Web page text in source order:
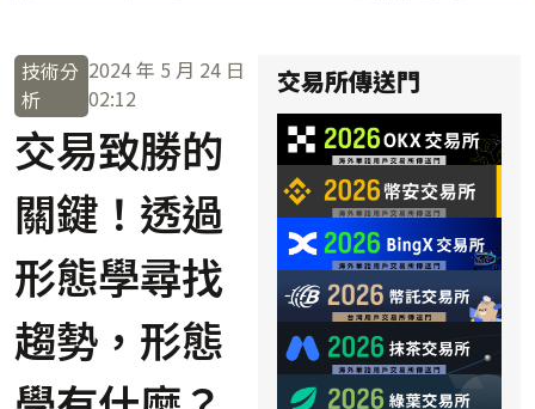
技術分
析
2024 年 5 月 24 日
02:12
交易致勝的
關鍵！透過
形態學尋找
趨勢，形態
交易所傳送門